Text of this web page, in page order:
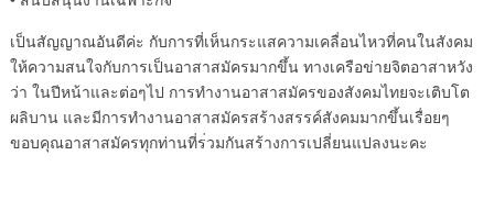
เป็นสัญญาณอันดีค่ะ กับการที่เห็นกระแสความเคลื่อนไหวที่คนในสังคม
ให้ความสนใจกับการเป็นอาสาสมัครมากขึ้น ทางเครือข่ายจิตอาสาหวัง
ว่า ในปีหน้าและต่อๆไป การทำงานอาสาสมัครของสังคมไทยจะเติบโต
ผลิบาน และมีการทำงานอาสาสมัครสร้างสรรค์สังคมมากขึ้นเรื่อยๆ
ขอบคุณอาสาสมัครทุกท่านที่ร่วมกันสร้างการเปลี่ยนแปลงนะคะ